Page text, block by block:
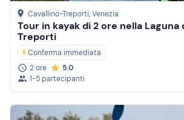
Cavallino-Treporti, Venezia
Tour in kayak di 2 ore nella Laguna
Treporti
Conferma immediata
2 ore
5.0
1-5 partecipanti